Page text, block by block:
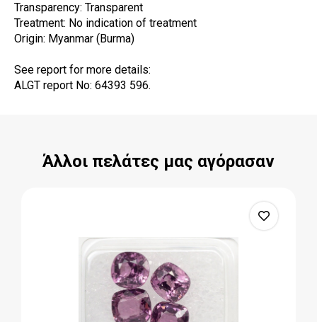
Transparency: Transparent
Treatment: No indication of treatment
Origin: Myanmar (Burma)
See report for more details:
ALGT report No: 64393 596.
Άλλοι πελάτες μας αγόρασαν